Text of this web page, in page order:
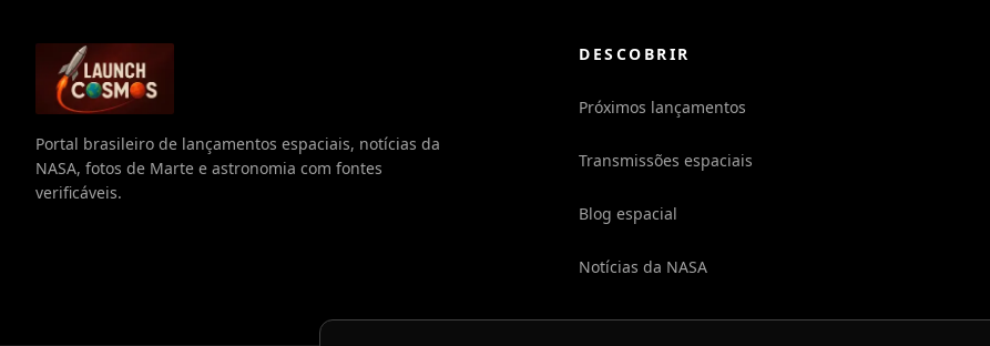
Portal brasileiro de lançamentos espaciais, notícias da
NASA, fotos de Marte e astronomia com fontes
verificáveis.
DESCOBRIR
Próximos lançamentos
Transmissões espaciais
Blog espacial
Notícias da NASA